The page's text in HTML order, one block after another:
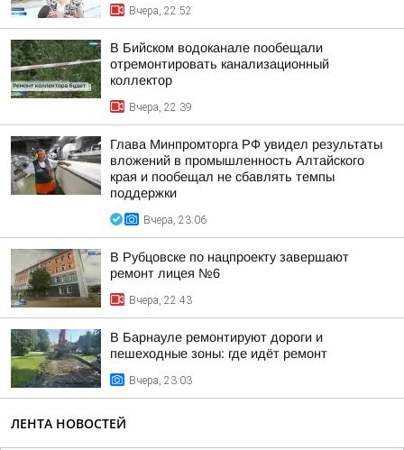
Вчера, 22:52
В Бийском водоканале пообещали
отремонтировать канализационный
коллектор
Вчера, 22:39
Глава Минпромторга РФ увидел результаты
вложений в промышленность Алтайского
края и пообещал не сбавлять темпы
поддержки
Вчера, 23:06
В Рубцовске по нацпроекту завершают
ремонт лицея №6
Вчера, 22:43
В Барнауле ремонтируют дороги и
пешеходные зоны: где идёт ремонт
Вчера, 23:03
ЛЕНТА НОВОСТЕЙ